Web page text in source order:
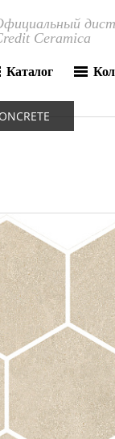
Ceramica
Каталог